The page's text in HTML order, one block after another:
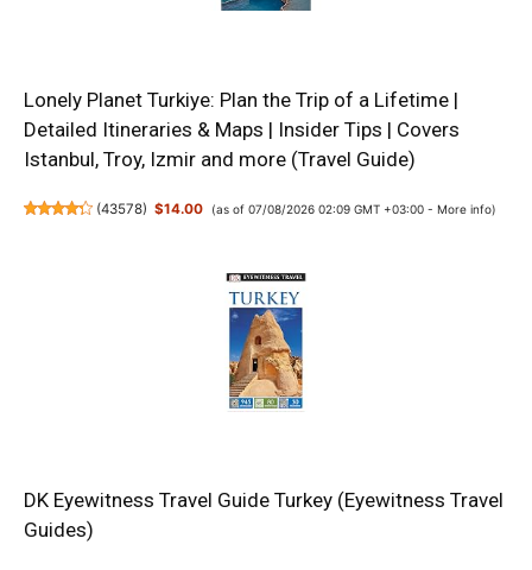
Lonely Planet Turkiye: Plan the Trip of a Lifetime |
Detailed Itineraries & Maps | Insider Tips | Covers
Istanbul, Troy, Izmir and more (Travel Guide)
(43578) $14.00 (as of 07/08/2026 02:09 GMT +03:00 - More info)
DK Eyewitness Travel Guide Turkey (Eyewitness Travel
Guides)